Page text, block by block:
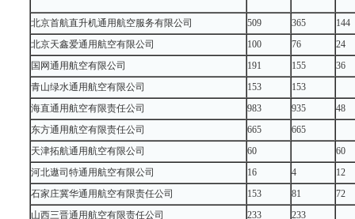
北京首航直升机通用航空服务有限公司 509 365
144
北京天鑫爱通用航空有限公司
100 76
24
国网通用航空有限公司
191 155
36
青山绿水通用航空有限公司
153
153
海直通用航空有限责任公司
983 935
48
东方通用航空有限责任公司
665
665
天津拓航通用航空有限公司
60
60
河北遨司特通用航空有限公司
16 4
12
石家庄冀华通用航空有限责任公司
153 81
72
山西三晋通用航空有限责任公司
233
233